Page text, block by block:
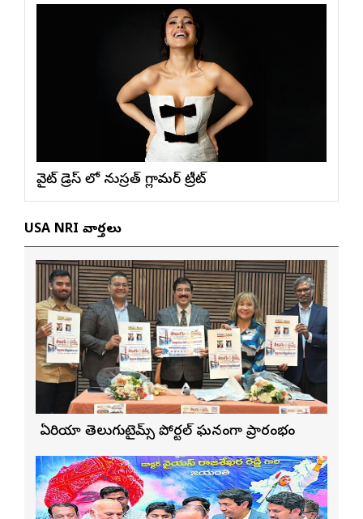
వైట్ డ్రెస్ లో నుస్ర‌త్ గ్లామ‌ర్ ట్రీట్
USA NRI వార్తలు
బే ఏరియా తెలుగుటైమ్స్ పోర్టల్ ఘనంగా ప్రారంభం